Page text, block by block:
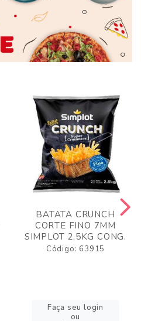
BATATA CRUNCH
CORTE FINO 7MM
SIMPLOT 2,5KG CONG.
Código: 63915
Faça seu login
ou